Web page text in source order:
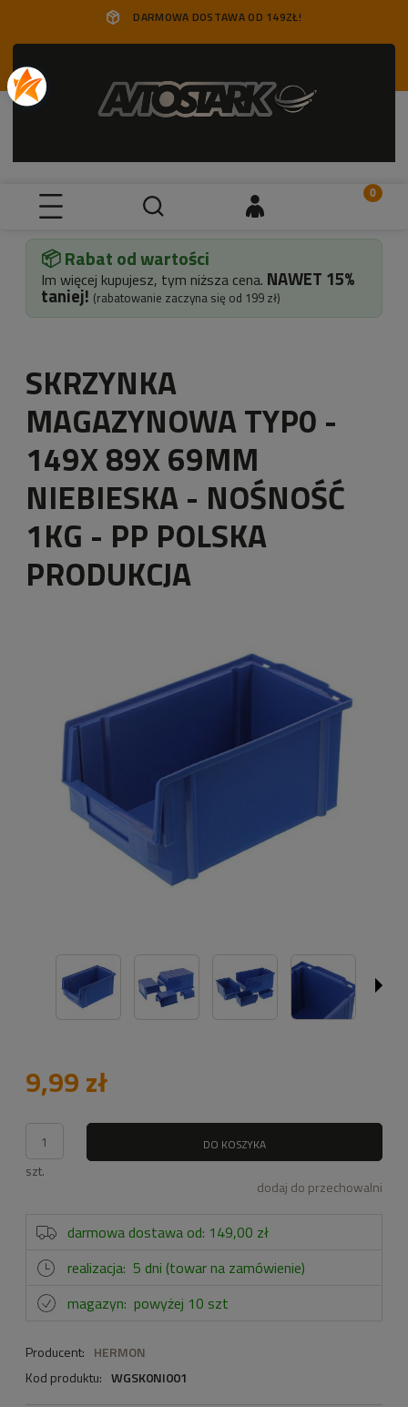
DARMOWA DOSTAWA OD 149ZŁ!
📦 Rabat od wartości
Im więcej kupujesz, tym niższa cena. NAWET 15%
taniej! (rabatowanie zaczyna się od 199 zł)
SKRZYNKA
MAGAZYNOWA TYP0 -
149X 89X 69MM
NIEBIESKA - NOŚNOŚĆ
1KG - PP POLSKA
PRODUKCJA
9,99 zł
szt.
DO KOSZYKA
dodaj do przechowalni
darmowa dostawa od: 149,00 zł
realizacja: 5 dni (towar na zamówienie)
magazyn: powyżej 10 szt
Producent: HERMON
Kod produktu: WGSK0NI001